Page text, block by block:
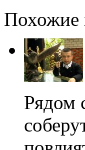
Похожие
Рядом